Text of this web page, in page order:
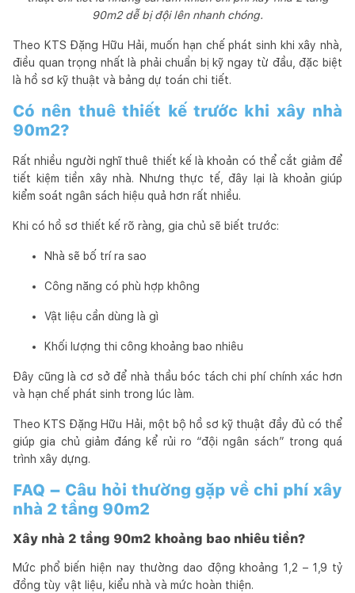
90m2 dễ bị đội lên nhanh chóng.
Theo KTS Đặng Hữu Hải, muốn hạn chế phát sinh khi xây nhà,
điều quan trọng nhất là phải chuẩn bị kỹ ngay từ đầu, đặc biệt
là hồ sơ kỹ thuật và bảng dự toán chi tiết.
Có nên thuê thiết kế trước khi xây nhà
90m2?
Rất nhiều người nghĩ thuê thiết kế là khoản có thể cắt giảm để
tiết kiệm tiền xây nhà. Nhưng thực tế, đây lại là khoản giúp
kiểm soát ngân sách hiệu quả hơn rất nhiều.
Khi có hồ sơ thiết kế rõ ràng, gia chủ sẽ biết trước:
Nhà sẽ bố trí ra sao
Công năng có phù hợp không
Vật liệu cần dùng là gì
Khối lượng thi công khoảng bao nhiêu
Đây cũng là cơ sở để nhà thầu bóc tách chi phí chính xác hơn
và hạn chế phát sinh trong lúc làm.
Theo KTS Đặng Hữu Hải, một bộ hồ sơ kỹ thuật đầy đủ có thể
giúp gia chủ giảm đáng kể rủi ro “đội ngân sách” trong quá
trình xây dựng.
FAQ – Câu hỏi thường gặp về chi phí xây
nhà 2 tầng 90m2
Xây nhà 2 tầng 90m2 khoảng bao nhiêu tiền?
Mức phổ biến hiện nay thường dao động khoảng 1,2 – 1,9 tỷ
đồng tùy vật liệu, kiểu nhà và mức hoàn thiện.